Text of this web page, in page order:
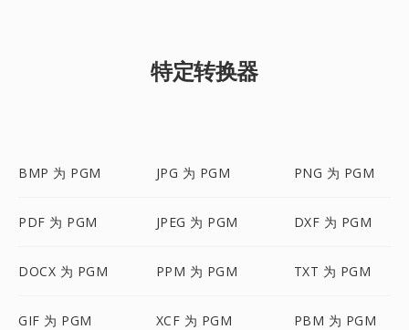
特定转换器
BMP 为 PGM JPG 为 PGM PNG 为 PGM
PDF 为 PGM JPEG 为 PGM DXF 为 PGM
DOCX 为 PGM PPM 为 PGM TXT 为 PGM
GIF 为 PGM XCF 为 PGM PBM 为 PGM